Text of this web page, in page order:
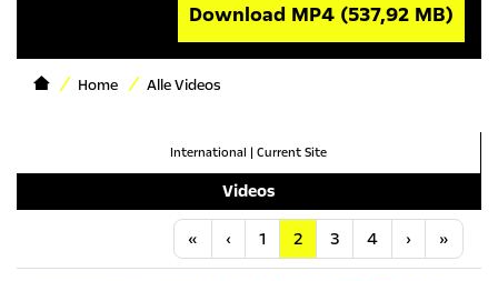
Download MP4 (537,92 MB)
Home Alle Videos
International | Current Site
Videos
« Anfang
‹ Vorherige
1 2 3 4 ›Nächste
»